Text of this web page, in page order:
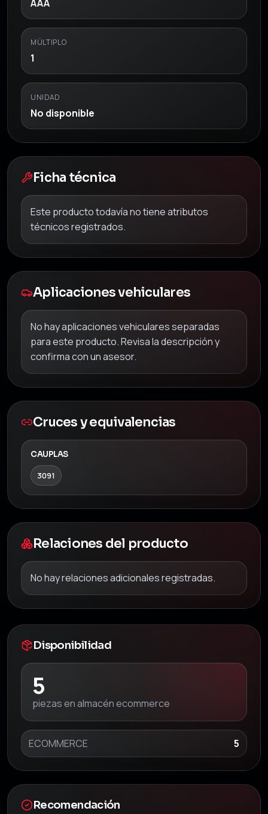
AAA
MÚLTIPLO
1
UNIDAD
No disponible
Ficha técnica
Este producto todavía no tiene atributos
técnicos registrados.
Aplicaciones vehiculares
No hay aplicaciones vehiculares separadas
para este producto. Revisa la descripción y
confirma con un asesor.
Cruces y equivalencias
CAUPLAS
3091
Relaciones del producto
No hay relaciones adicionales registradas.
Disponibilidad
5
piezas en almacén ecommerce
ECOMMERCE 5
Recomendación